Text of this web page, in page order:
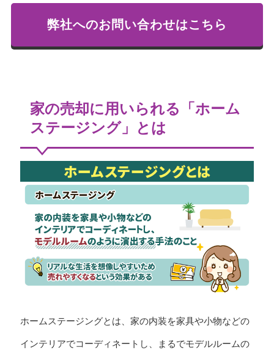
弊社へのお問い合わせはこちら
家の売却に用いられる「ホーム
ステージング」とは
ホームステージングとは、家の内装を家具や小物などの
インテリアでコーディネートし、まるでモデルルームの